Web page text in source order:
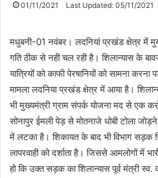
01/11/2021 Last Updated: 05/11/2021
मधुबनी-01 नवंबर। लदनियां प्रखंड क्षेत्र में
गति ठीक से नही चल रही है। शिलान्यास के
यात्रियों को काफी पेरषानियों को सामना
मामला लदनिया प्रखंड क्षेत्र में आया है।
भी मुख्यमंत्री ग्राम संपर्क योजना मद से एक
सोनापुर ईमली पेड़ से मोतनाजे धोबी टोला
में लटका है। शिकायत के बाद भी विभाग सड़क
लापरवाही को दर्शाता है। जिससे आमलोगों में
हो कि उक्त सड़क का शिलान्यास पूर्व मंत्री